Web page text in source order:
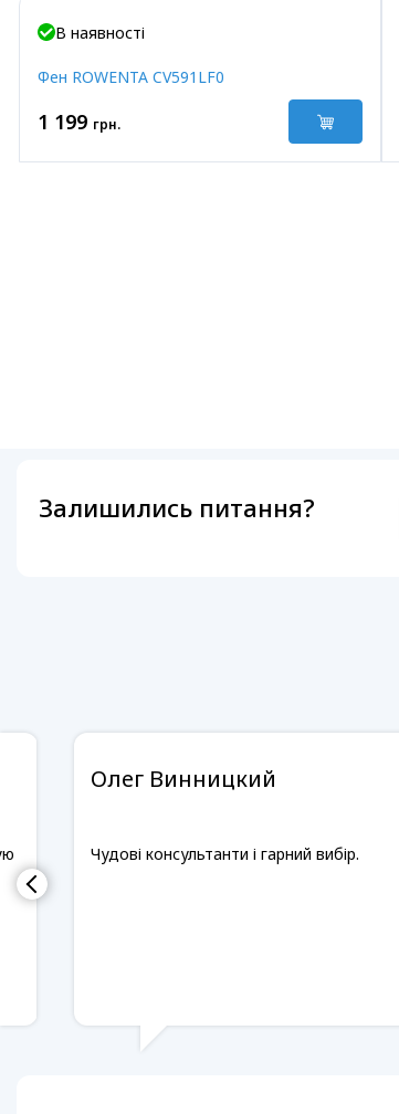
В наявності
Фен ROWENTA CV591LF0
1 199 грн.
Залишились питання?
Олег Винницкий
Чудові консультанти і гарний вибір.